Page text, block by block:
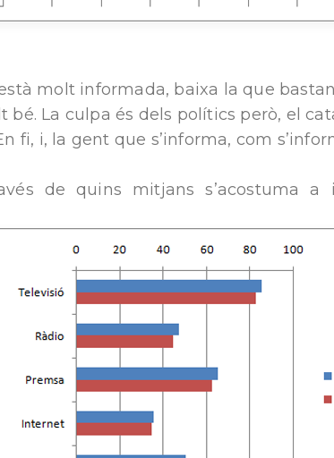
molt informada, baixa la que
bé. La culpa és dels polítics però, el
fi, i, la gent que s’informa, com
de quins mitjans s’acostuma